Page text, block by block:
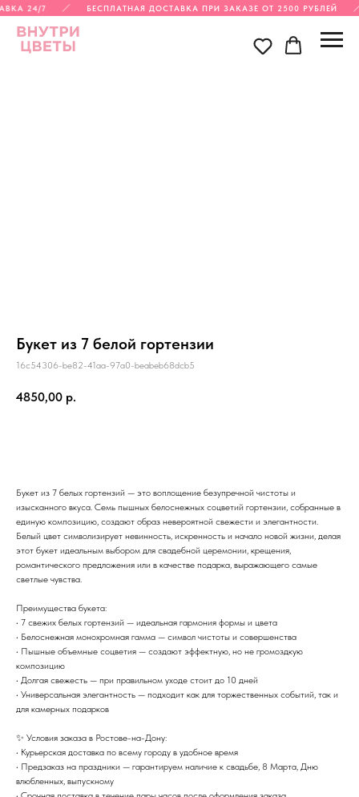
24/7 БЕСПЛАТНАЯ ДОСТАВКА ПРИ ЗАКАЗЕ ОТ 2500 РУБЛЕЙ
Букет из 7 белой гортензии
16c54306-be82-41aa-97a0-beabeb68dcb5
4850,00 р.
Букет из 7 белых гортензий — это воплощение безупречной чистоты и
изысканного вкуса. Семь пышных белоснежных соцветий гортензии, собранные в
единую композицию, создают образ невероятной свежести и элегантности.
Белый цвет символизирует невинность, искренность и начало новой жизни, делая
этот букет идеальным выбором для свадебной церемонии, крещения,
романтического предложения или в качестве подарка, выражающего самые
светлые чувства.
Преимущества букета:
• 7 свежих белых гортензий — идеальная гармония формы и цвета
• Белоснежная монохромная гамма — символ чистоты и совершенства
• Пышные объемные соцветия — создают эффектную, но не громоздкую
композицию
• Долгая свежесть — при правильном уходе стоит до 10 дней
• Универсальная элегантность — подходит как для торжественных событий, так и
для камерных подарков
✨ Условия заказа в Ростове-на-Дону:
• Курьерская доставка по всему городу в удобное время
• Предзаказ на праздники — гарантируем наличие к свадьбе, 8 Марта, Дню
влюбленных, выпускному